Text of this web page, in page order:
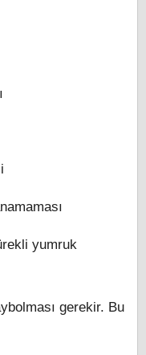
yumruk
gerekir. Bu